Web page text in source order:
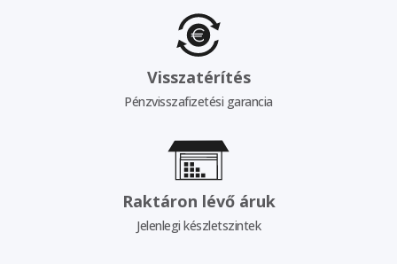
Visszatérítés
Pénzvisszafizetési garancia
Raktáron lévő áruk
Jelenlegi készletszintek